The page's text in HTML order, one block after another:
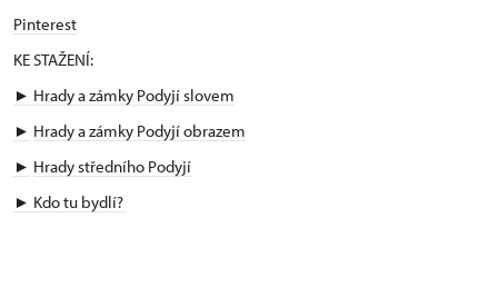
Pinterest
KE STAŽENÍ:
► Hrady a zámky Podyjí slovem
► Hrady a zámky Podyjí obrazem
► Hrady středního Podyjí
► Kdo tu bydlí?